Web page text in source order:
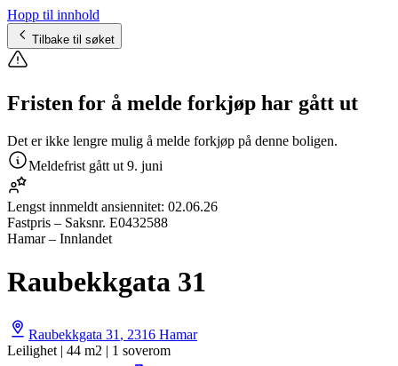
Hopp til innhold
Tilbake til søket
Fristen for å melde forkjøp har gått ut
Det er ikke lengre mulig å melde forkjøp på denne boligen.
Meldefrist gått ut 9. juni
Lengst innmeldt ansiennitet: 02.06.26
Fastpris – Saksnr. E0432588
Hamar – Innlandet
Raubekkgata 31
Raubekkgata 31 , 2316 Hamar
Leilighet | 44 m2 | 1 soverom